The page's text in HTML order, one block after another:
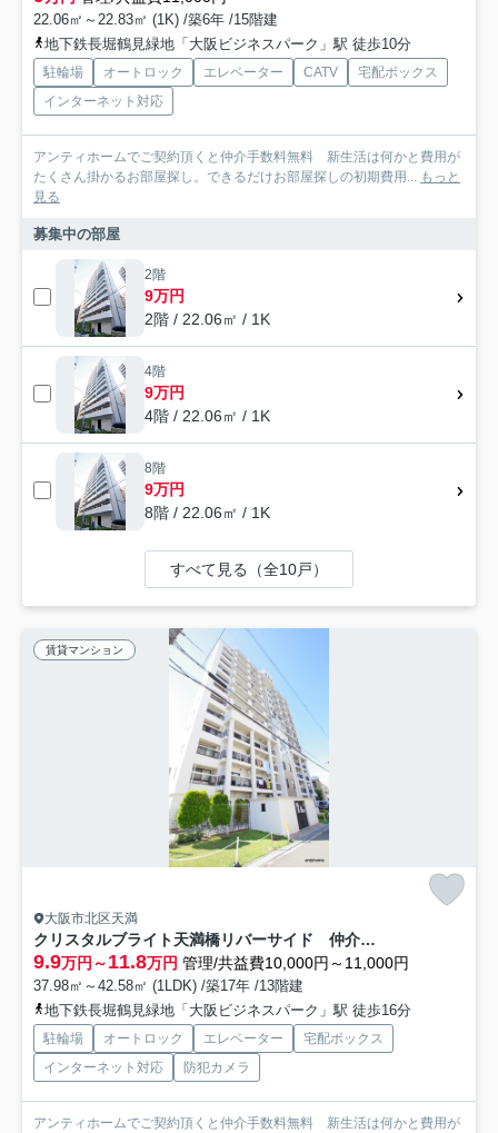
22.06㎡～22.83㎡ (1K) /築6年 /15階建
地下鉄長堀鶴見緑地「大阪ビジネスパーク」駅 徒歩10分
駐輪場 オートロック エレベーター CATV
宅配ボックス
インターネット対応
アンティホームでご契約頂くと仲介手数料無料 新生活は何かと費用が
たくさん掛かるお部屋探し。できるだけお部屋探しの初期費用... もっと
見る
募集中の部屋
2階
9万円
2階 / 22.06㎡ / 1K
4階
9万円
4階 / 22.06㎡ / 1K
8階
9万円
8階 / 22.06㎡ / 1K
すべて見る（全10戸）
賃貸マンション
大阪市北区天満
クリスタルブライト天満橋リバーサイド 仲介手数料無料
9.9万円～11.8万円 管理/共益費10,000円～11,000円
37.98㎡～42.58㎡ (1LDK) /築17年 /13階建
地下鉄長堀鶴見緑地「大阪ビジネスパーク」駅 徒歩16分
駐輪場 オートロック エレベーター
宅配ボックス
インターネット対応
防犯カメラ
アンティホームでご契約頂くと仲介手数料無料 新生活は何かと費用が